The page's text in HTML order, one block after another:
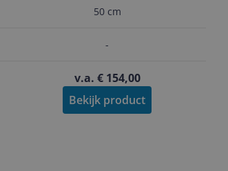
50 cm
-
v.a. € 154,00
Bekijk product